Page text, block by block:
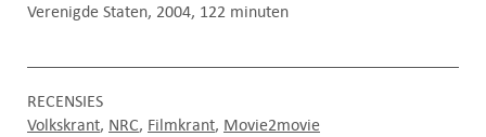
Verenigde Staten, 2004, 122 minuten
RECENSIES
Volkskrant NRC Filmkrant Movie2movie